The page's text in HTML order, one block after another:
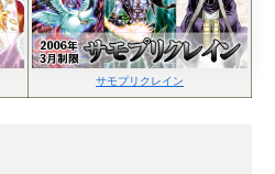
サモプリクレイン